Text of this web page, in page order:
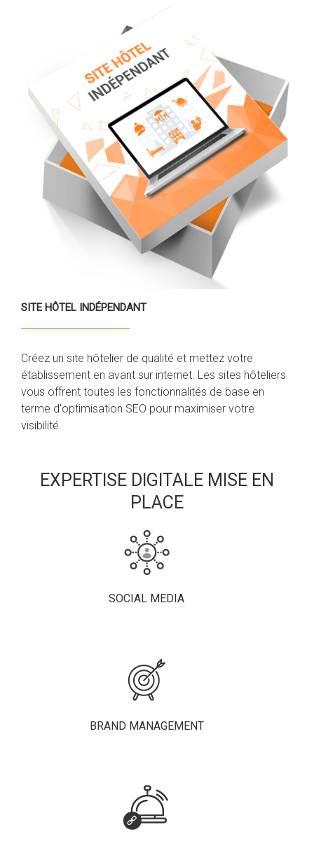
SITE HÔTEL INDÉPENDANT
Créez un site hôtelier de qualité et mettez votre
établissement en avant sur internet. Les sites hôteliers
vous offrent toutes les fonctionnalités de base en
terme d'optimisation SEO pour maximiser votre
visibilité.
EXPERTISE DIGITALE MISE EN
PLACE
SOCIAL MEDIA
BRAND MANAGEMENT